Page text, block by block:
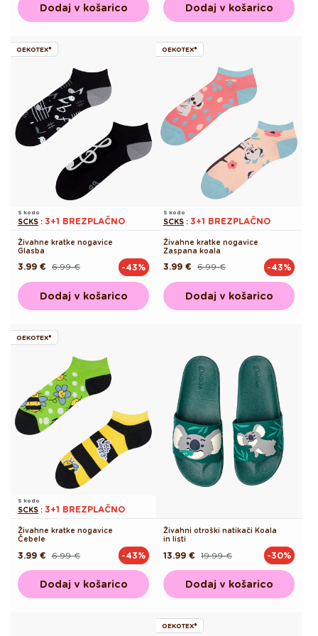
Dodaj v košarico Dodaj v košarico
OEKOTEX®
S kodo
SCKS : 3+1 BREZPLAČNO
Živahne kratke nogavice
Glasba
Redna 6.99 €
Akcijska
3.99 € -43%
Dodaj v košarico
OEKOTEX®
S kodo
SCKS : 3+1 BREZPLAČNO
Živahne kratke nogavice
Zaspana koala
Redna 6.99 €
Akcijska
3.99 € -43%
Dodaj v košarico
OEKOTEX®
S kodo
SCKS : 3+1 BREZPLAČNO
Živahne kratke nogavice
Čebele
Redna 6.99 €
Akcijska
3.99 € -43%
Dodaj v košarico
Živahni otroški natikači Koala
in listi
Redna
19.99 €
Akcijska
13.99 € -30%
Dodaj v košarico
OEKOTEX®